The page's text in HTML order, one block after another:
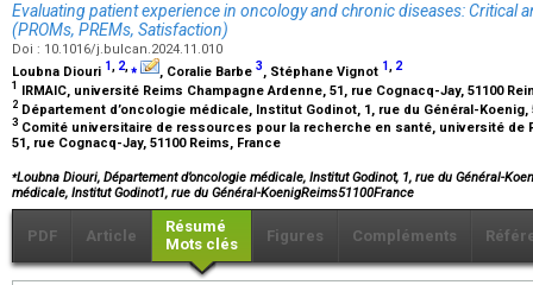
Evaluating patient experience in oncology and chronic diseases: Critical
(PROMs, PREMs, Satisfaction)
Doi : 10.1016/j.bulcan.2024.11.010
Loubna Diouri 1, 2,⁎ , Coralie Barbe 3, Stéphane Vignot 1, 2
1 IRMAIC, université Reims Champagne Ardenne, 51, rue Cognacq-Jay, 51100
2 Département d’oncologie médicale, Institut Godinot, 1, rue du Général-Koenig,
3 Comité universitaire de ressources pour la recherche en santé, université de
51, rue Cognacq-Jay, 51100 Reims, France
⁎Loubna Diouri, Département d’oncologie médicale, Institut Godinot, 1, rue du Général-
médicale, Institut Godinot1, rue du Général-KoenigReims51100France
PDF Article
Résumé
Mots clés
Figures Compléments